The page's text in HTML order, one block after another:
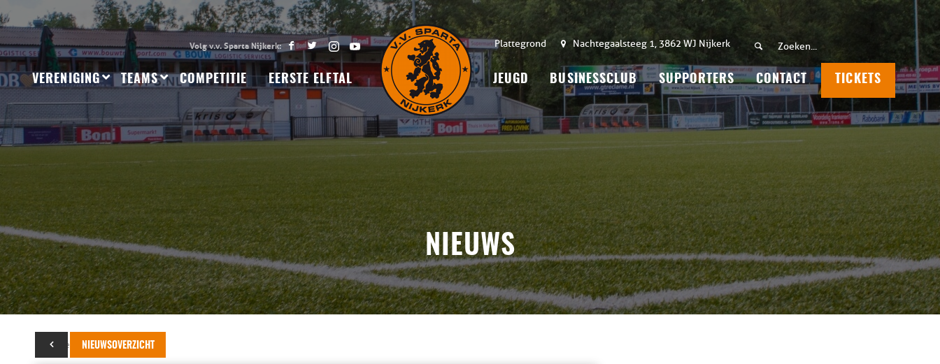
Plattegrond Nachtegaalsteeg 1, 3862 WJ Nijkerk
VERENIGING TEAMS COMPETITIE EERSTE ELFTAL JEUGD BUSINESSCLUB SUPPORTERS CONTACT TICKETS
NIEUWS
NIEUWSOVERZICHT
24 december 2016